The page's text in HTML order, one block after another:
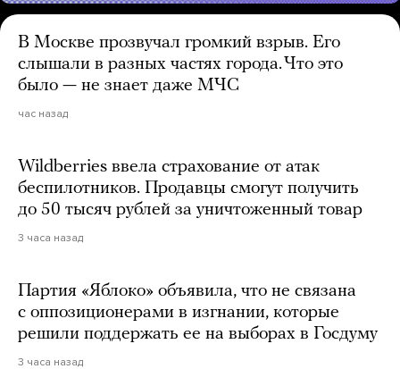
В Москве прозвучал громкий взрыв. Его
слышали в разных частях города. Что это
было — не знает даже МЧС
час назад
Wildberries ввела страхование от атак
беспилотников. Продавцы смогут получить
до 50 тысяч рублей за уничтоженный товар
3 часа назад
Партия «Яблоко» объявила, что не связана
с оппозиционерами в изгнании, которые
решили поддержать ее на выборах в Госдуму
3 часа назад